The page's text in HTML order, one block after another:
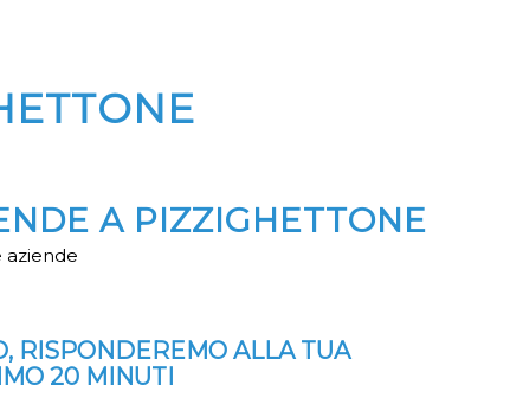
A PIZZIGHETTONE
aziende
RISPONDEREMO ALLA TUA
20 MINUTI